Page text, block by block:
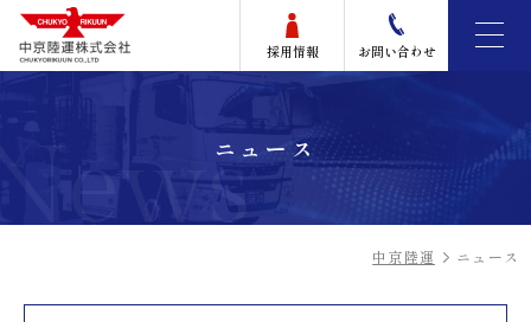
採用情報 お問い合わせ
ニュース
中京陸運 ニュース